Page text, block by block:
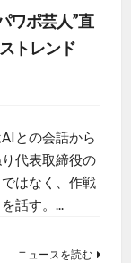
ワポ芸人”直
トレンド
との会話から
代表取締役の
はなく、作戦
話す。...
ニュースを読む